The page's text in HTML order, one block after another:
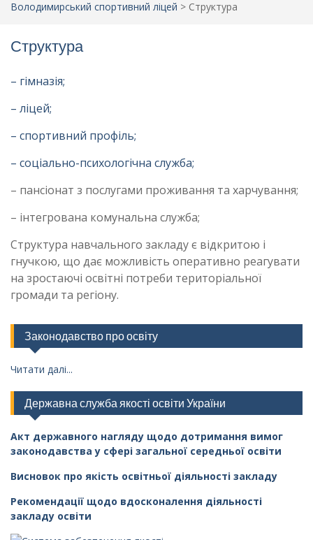
Володимирський спортивний ліцей > Структура
Структура
– гімназія;
– ліцей;
– спортивний профіль;
– соціально-психологічна служба;
– пансіонат з послугами проживання та харчування;
– інтегрована комунальна служба;
Структура навчального закладу є відкритою і
гнучкою, що дає можливість оперативно реагувати
на зростаючі освітні потреби територіальної
громади та регіону.
Законодавство про освіту
Читати далі...
Державна служба якості освіти України
Акт державного нагляду щодо дотримання вимог
законодавства у сфері загальної середньої освіти
Висновок про якість освітньої діяльності закладу
Рекомендації щодо вдосконалення діяльності
закладу освіти